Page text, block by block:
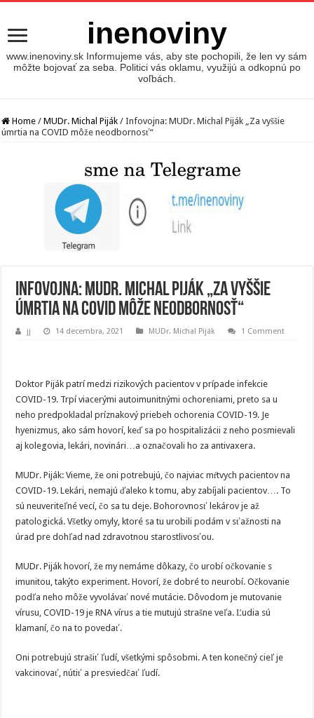
inenoviny
www.inenoviny.sk Informujeme vás, aby ste pochopili, že len vy sám
môžte bojovať za seba. Politici vás oklamu, využijú a odkopnú po
voľbách.
Home / MUDr. Michal Piják / Infovojna: MUDr. Michal Piják „Za vyššie
úmrtia na COVID môže neodbornosť“
Infovojna: MUDr. Michal Piják „Za vyššie
úmrtia na COVID môže neodbornosť“
jj 14 decembra, 2021 MUDr. Michal Piják 1 Comment
Doktor Piják patrí medzi rizikových pacientov v prípade infekcie
COVID-19. Trpí viacerými autoimunitnými ochoreniami, preto sa u
neho predpokladal príznakový priebeh ochorenia COVID-19. Je
hyenizmus, ako sám hovorí, keď sa po hospitalizácii z neho posmievali
aj kolegovia, lekári, novinári…a označovali ho za antivaxera.
MUDr. Piják: Vieme, že oni potrebujú, čo najviac mŕtvych pacientov na
COVID-19. Lekári, nemajú ďaleko k tomu, aby zabíjali pacientov…. To
sú neuveriteľné vecí, čo sa tu deje. Bohorovnosť lekárov je až
patologická. Všetky omyly, ktoré sa tu urobili podám v sťažnosti na
úrad pre dohľad nad zdravotnou starostlivosťou.
MUDr. Piják hovorí, že my nemáme dôkazy, čo urobí očkovanie s
imunitou, takýto experiment. Hovorí, že dobré to neurobí. Očkovanie
podľa neho môže vyvolávať nové mutácie. Dôvodom je mutovanie
vírusu, COVID-19 je RNA vírus a tie mutujú strašne veľa. Ľudia sú
klamaní, čo na to povedať.
Oni potrebujú strašiť ľudí, všetkými spôsobmi. A ten konečný cieľ je
vakcinovať, nútiť a presviedčať ľudí.